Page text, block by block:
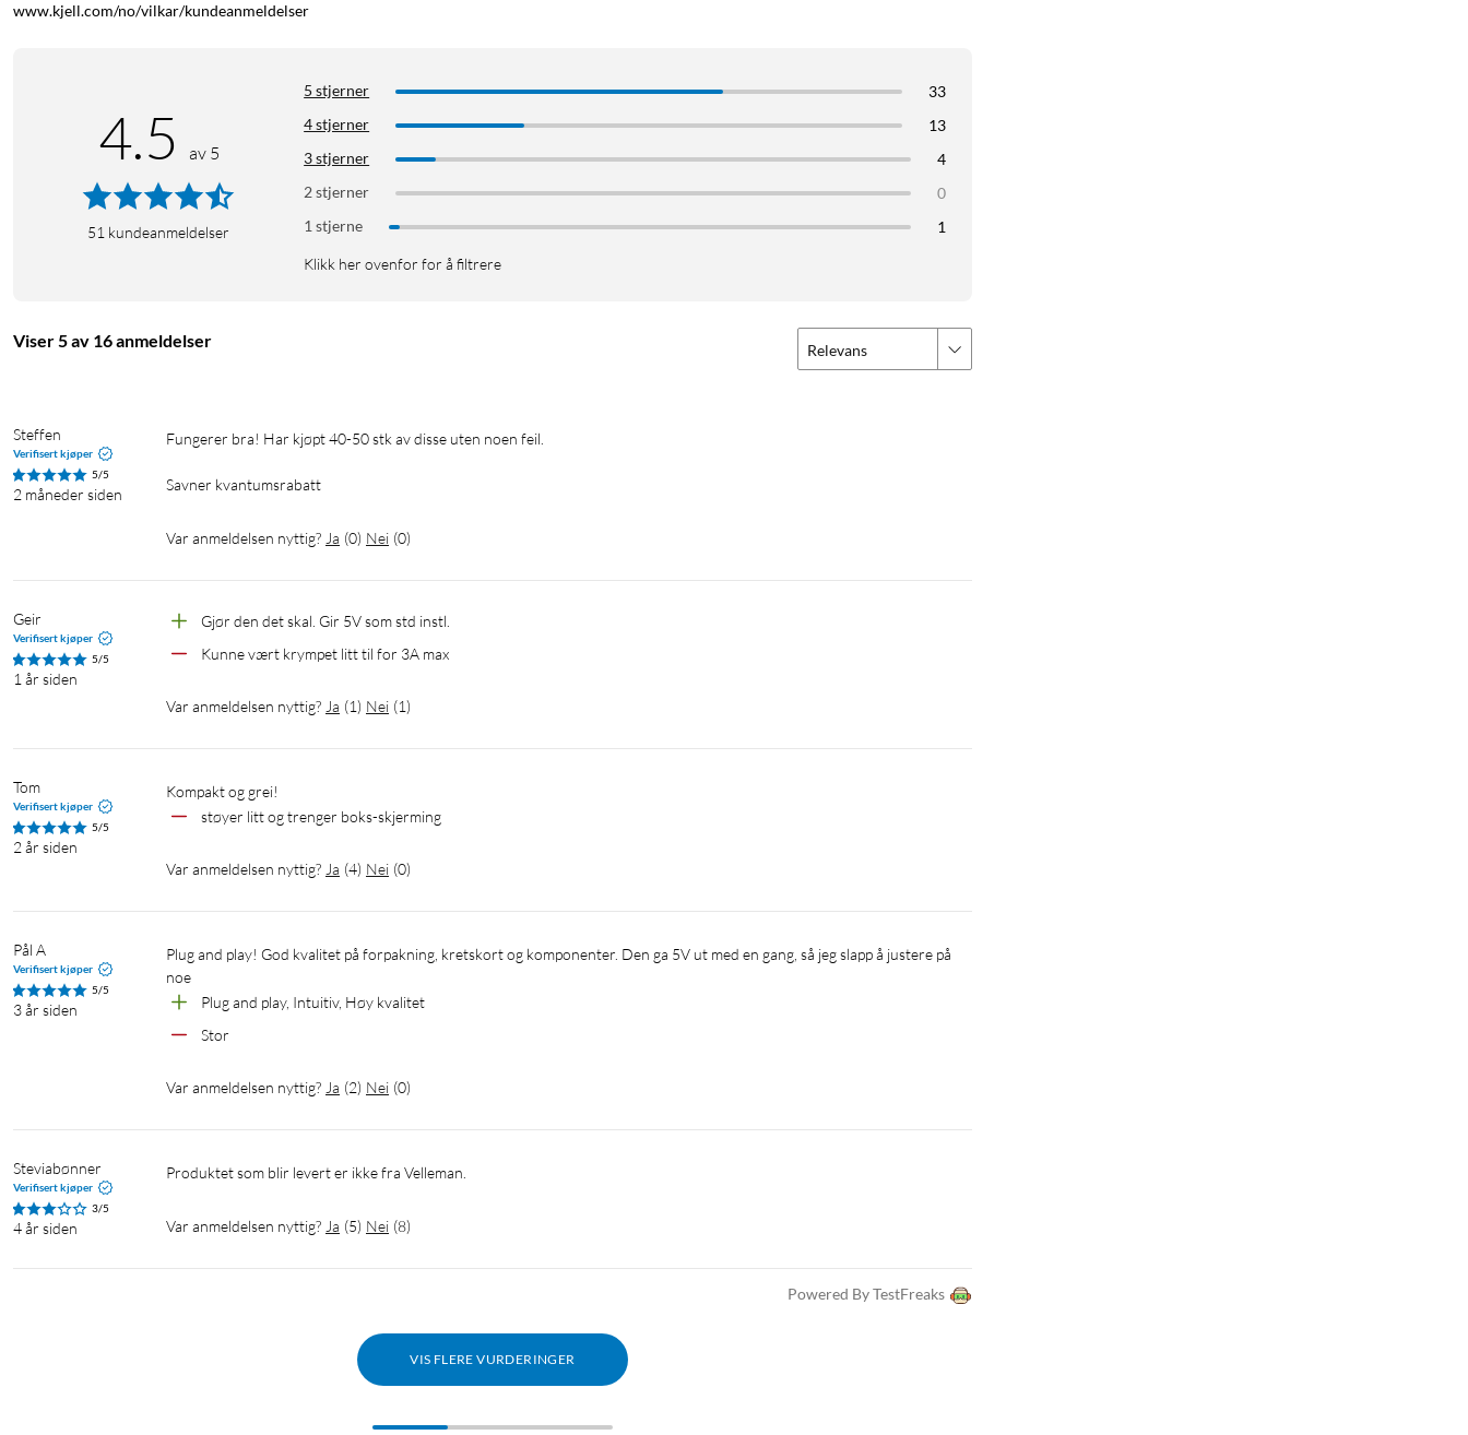
www.kjell.com/no/vilkar/kundeanmeldelser
4.5 av 5
51 kundeanmeldelser
5 stjerner
33
4 stjerner
13
3 stjerner
4
2 stjerner
0
1 stjerne
1
Klikk her ovenfor for å filtrere
Viser 5 av 16 anmeldelser Relevans
Steffen
Verifisert kjøper
5/5
2 måneder siden
Fungerer bra! Har kjøpt 40-50 stk av disse uten noen feil.
Savner kvantumsrabatt
Var anmeldelsen nyttig? Ja (0) Nei (0)
Geir
Verifisert kjøper
5/5
1 år siden
Gjør den det skal. Gir 5V som std instl.
Kunne vært krympet litt til for 3A max
Var anmeldelsen nyttig? Ja (1) Nei (1)
Tom
Verifisert kjøper
5/5
2 år siden
kompakt og grei!
støyer litt og trenger boks-skjerming
Var anmeldelsen nyttig? Ja (4) Nei (0)
Pål A
Verifisert kjøper
5/5
3 år siden
Plug and play! God kvalitet på forpakning, kretskort og komponenter. Den ga 5V ut med en gang, så jeg slapp å justere på
noe
Plug and play, Intuitiv, Høy kvalitet
Stor
Var anmeldelsen nyttig? Ja (2) Nei (0)
Steviabønner
Verifisert kjøper
3/5
4 år siden
Produktet som blir levert er ikke fra Velleman.
Var anmeldelsen nyttig? Ja (5) Nei (8)
Powered By TestFreaks
VIS FLERE VURDERINGER